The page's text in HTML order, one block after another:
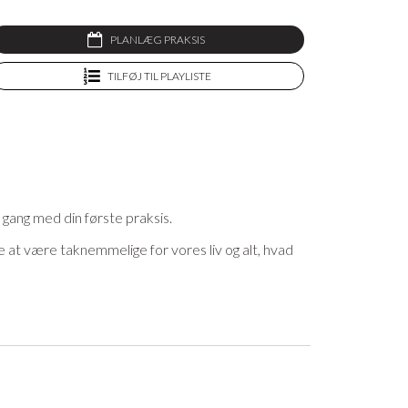
PLANLÆG PRAKSIS
TILFØJ TIL PLAYLISTE
med din første praksis.
at være taknemmelige for vores liv og alt, hvad